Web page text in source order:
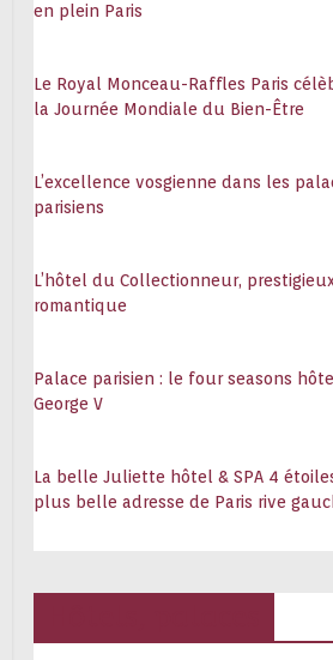
en plein Paris
Le Royal Monceau-Raffles Paris
la Journée Mondiale du Bien-Être
L’excellence vosgienne dans les
parisiens
L’hôtel du Collectionneur,
romantique
Palace parisien : le four seasons
George V
La belle Juliette hôtel & SPA 4
plus belle adresse de Paris rive